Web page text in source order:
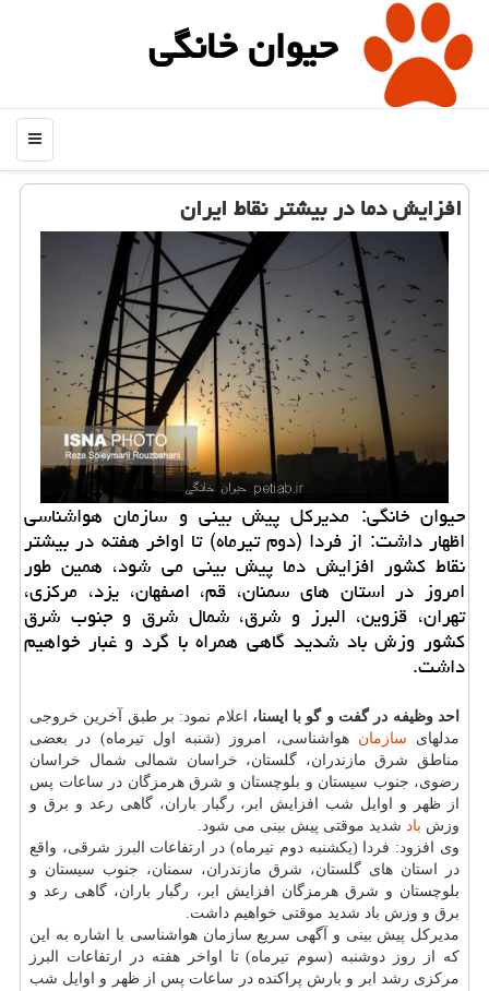
حیوان خانگی
منو
افزایش دما در بیشتر نقاط ایران
حیوان خانگی: مدیركل پیش بینی و سازمان هواشناسی
اظهار داشت: از فردا (دوم تیرماه) تا اواخر هفته در بیشتر
نقاط كشور افزایش دما پیش بینی می شود، همین طور
امروز در استان های سمنان، قم، اصفهان، یزد، مركزی،
تهران، قزوین، البرز و شرق، شمال شرق و جنوب شرق
كشور وزش باد شدید گاهی همراه با گرد و غبار خواهیم
داشت.
احد وظیفه در گفت و گو با ایسنا،
اعلام نمود: بر طبق آخرین خروجی
مدلهای سازمان هواشناسی، امروز (شنبه اول تیرماه) در بعضی
مناطق شرق مازندران، گلستان، خراسان شمالی شمال خراسان
رضوی، جنوب سیستان و بلوچستان و شرق هرمزگان در ساعات پس
از ظهر و اوایل شب افزایش ابر، رگبار باران، گاهی رعد و برق و
وزش باد شدید موقتی پیش بینی می شود.
وی افزود: فردا (یكشنبه دوم تیرماه) در ارتفاعات البرز شرقی، واقع
در استان های گلستان، شرق مازندران، سمنان، جنوب سیستان و
بلوچستان و شرق هرمزگان افزایش ابر، رگبار باران، گاهی رعد و
برق و وزش باد شدید موقتی خواهیم داشت.
مدیركل پیش بینی و آگهی سریع سازمان هواشناسی با اشاره به این
كه از روز دوشنبه (سوم تیرماه) تا اواخر هفته در ارتفاعات البرز
مركزی رشد ابر و بارش پراكنده در ساعات پس از ظهر و اوایل شب